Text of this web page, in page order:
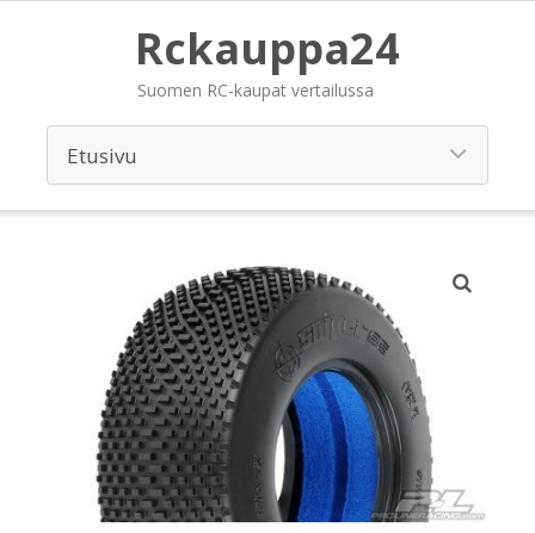
Rckauppa24
Suomen RC-kaupat vertailussa